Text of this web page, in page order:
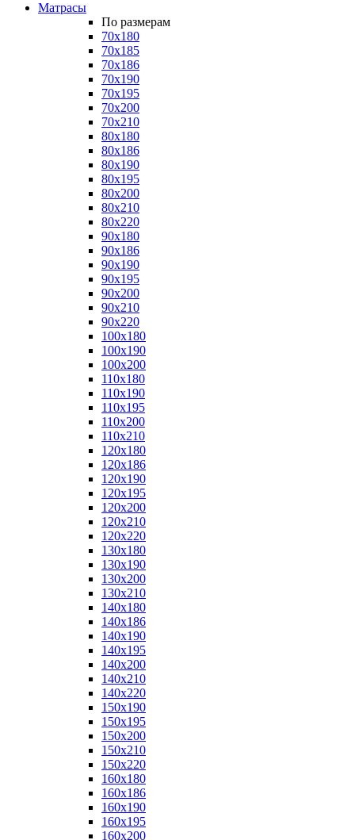
Матрасы
По размерам
70x180
70x185
70x186
70x190
70x195
70x200
70x210
80x180
80x186
80x190
80x195
80x200
80x210
80x220
90x180
90x186
90x190
90x195
90x200
90x210
90x220
100x180
100x190
100x200
110x180
110x190
110x195
110x200
110x210
120x180
120x186
120x190
120x195
120x200
120x210
120x220
130x180
130x190
130x200
130x210
140x180
140x186
140x190
140x195
140x200
140x210
140x220
150x190
150x195
150x200
150x210
150x220
160x180
160x186
160x190
160x195
160x200